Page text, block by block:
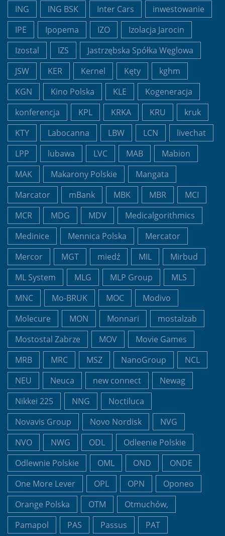
ING
ING BSK Inter Cars
inwestowanie
IPE
Ipopema IZO
Izolacja Jarocin
Izostal
IZS
Jastrzębska Spółka Węglowa
JSW
KER Kernel Kęty
kghm
KGN
Kino Polska KLE
Kogeneracja
konferencja
KPL KRKA KRU
kruk
KTY
Labocanna LBW LCN
livechat
LPP
lubawa LVC MAB
Mabion
MAK
Makarony Polskie
Mangata
Marcator
mBank MBK MBR
MCI
MCR
MDG MDV
Medicalgorithmics
Medinice
Mennica Polska
Mercator
Mercor
MGT miedź MIL
Mirbud
ML System
MLG MLP Group
MLS
MNC
Mo-BRUK MOC
Modivo
Molecure
MON Monnari
mostalzab
Mostostal Zabrze
MOV
Movie Games
MRB
MRC MSZ NanoGroup
NCL
NEU
Neuca new connect
Newag
Nikkei 225
NNG
Noctiluca
Novavis Group
Novo Nordisk
NVG
NVO
NWG ODL
Odleenie Polskie
Odlewnie Polskie
OML OND
ONDE
One More Lever
OPL OPN
Oponeo
Orange Polska
OTM
Otmuchów,
Pamapol
PAS Passus PAT